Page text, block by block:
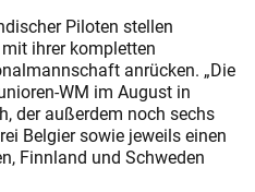
Piloten stellen
ihrer kompletten
anrücken. „Die
WM im August in
der außerdem noch sechs
Belgier sowie jeweils einen
Finnland und Schweden